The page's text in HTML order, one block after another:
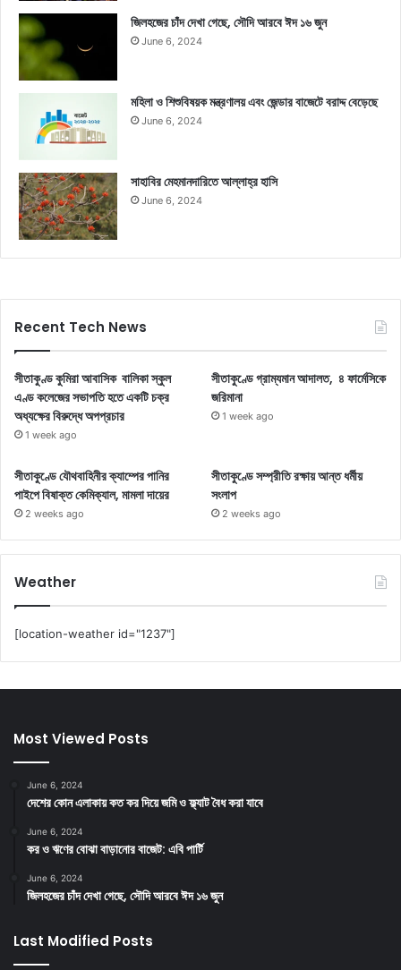
জিলহজের চাঁদ দেখা গেছে, সৌদি আরবে ঈদ ১৬ জুন
June 6, 2024
মহিলা ও শিশুবিষয়ক মন্ত্রণালয় এবং জেন্ডার বাজেটে বরাদ্দ বেড়েছে
June 6, 2024
সাহাবির মেহমানদারিতে আল্লাহ্‌র হাসি
June 6, 2024
Recent Tech News
সীতাকুণ্ড কুমিরা আবাসিক বালিকা স্কুল
এণ্ড কলেজের সভাপতি হতে একটি চক্র
অধ্যক্ষের বিরুদ্ধে অপপ্রচার
1 week ago
সীতাকুণ্ডে গ্রাম্যমান আদালত, ৪ ফার্মেসিকে
জরিমানা
1 week ago
সীতাকুণ্ডে যৌথবাহিনীর ক্যাম্পের পানির
পাইপে বিষাক্ত কেমিক্যাল, মামলা দায়ের
2 weeks ago
সীতাকুণ্ডে সম্প্রীতি রক্ষায় আন্ত ধর্মীয়
সংলাপ
2 weeks ago
Weather
[location-weather id="1237"]
Most Viewed Posts
June 6, 2024
দেশের কোন এলাকায় কত কর দিয়ে জমি ও ফ্ল্যাট বৈধ করা যাবে
June 6, 2024
কর ও ঋণের বোঝা বাড়ানোর বাজেট: এবি পার্টি
June 6, 2024
জিলহজের চাঁদ দেখা গেছে, সৌদি আরবে ঈদ ১৬ জুন
Last Modified Posts